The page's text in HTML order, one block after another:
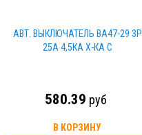
АВТ. ВЫКЛЮЧАТЕЛЬ ВА47-29 3Р
25А 4,5КА Х-КА С
580.39 руб
В КОРЗИНУ